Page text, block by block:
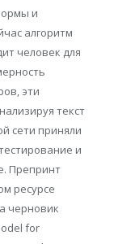
и
алгоритм
человек для
эти
текст
сети приняли
и
Препринт
ресурсе
черновик
for